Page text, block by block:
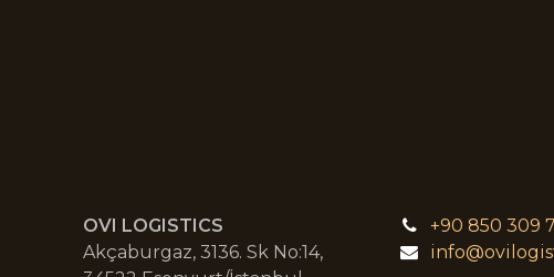
OVI LOGISTICS
Akçaburgaz, 3136. Sk No:14,
+90 850 309